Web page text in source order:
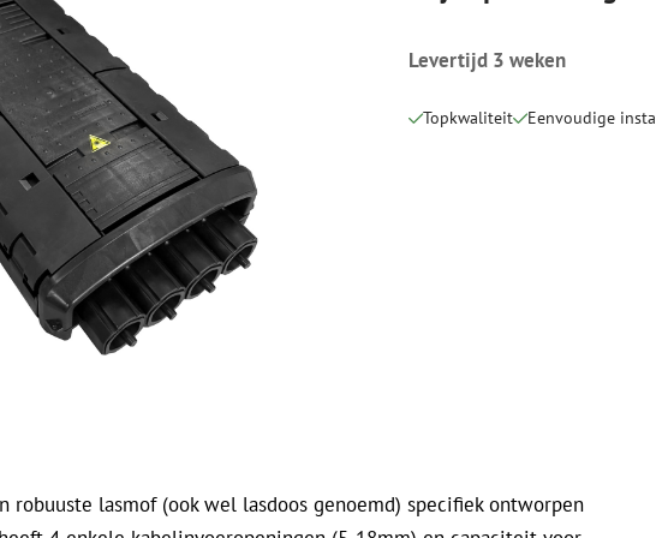
test- en
Bevestigingsmaterialen
Coax
Levertijd 3 weken
Topkwaliteit Eenvoudige
robuuste lasmof (ook wel lasdoos genoemd) specifiek ontworpen